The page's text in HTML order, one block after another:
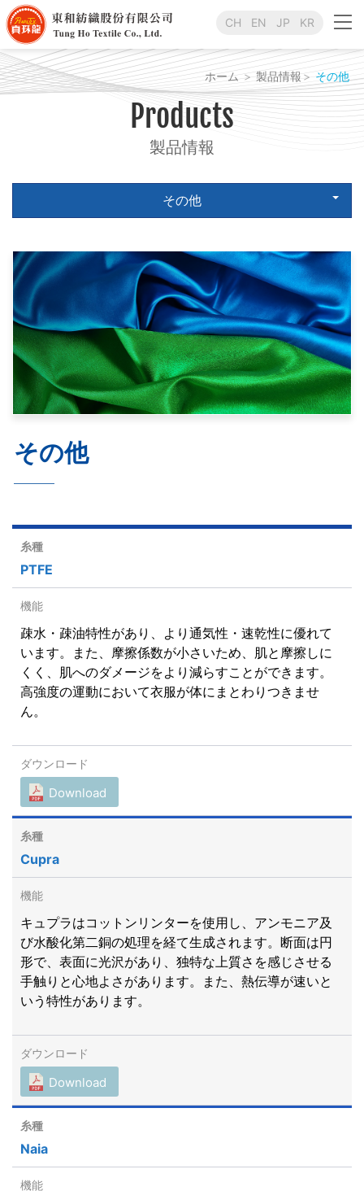
CH EN JP KR
ホーム 製品情報 その他
Products
製品情報
その他
その他
PTFE
疎水・疎油特性があり、より通気性・速乾性に優れて
います。また、摩擦係数が小さいため、肌と摩擦しに
くく、肌へのダメージをより減らすことができます。
高強度の運動において衣服が体にまとわりつきませ
ん。
Download
Cupra
キュプラはコットンリンターを使用し、アンモニア及
び水酸化第二銅の処理を経て生成されます。断面は円
形で、表面に光沢があり、独特な上質さを感じさせる
手触りと心地よさがあります。また、熱伝導が速いと
いう特性があります。
Download
Naia